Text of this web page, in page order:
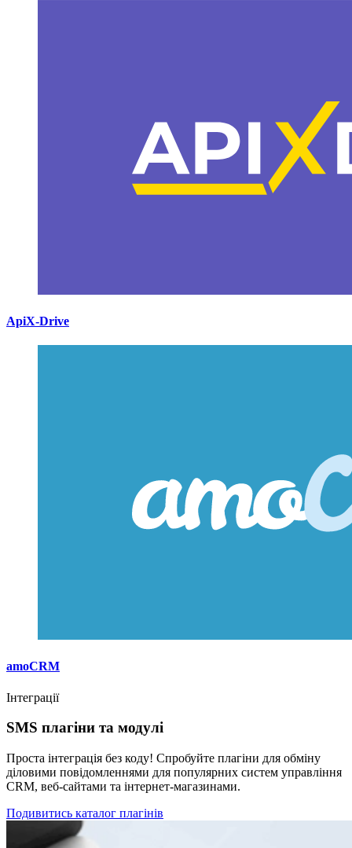
ApiX-Drive
amoCRM
Інтеграції
SMS плагіни та модулі
Проста інтеграція без коду! Спробуйте плагіни для обміну
діловими повідомленнями для популярних систем управління
CRM, веб-сайтами та інтернет-магазинами.
Подивитись каталог плагінів